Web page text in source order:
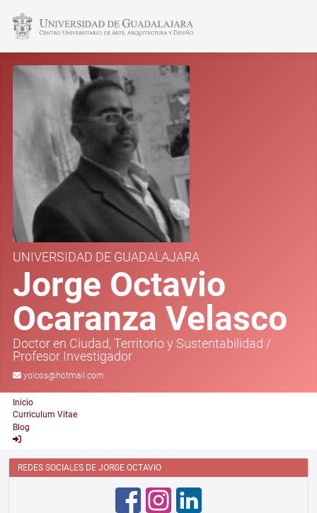
UNIVERSIDAD DE GUADALAJARA
Jorge Octavio
Ocaranza Velasco
Doctor en Ciudad, Territorio y Sustentabilidad /
Profesor Investigador
yolcos@hotmail.com
Inicio
Curriculum Vitae
Blog
REDES SOCIALES DE JORGE OCTAVIO